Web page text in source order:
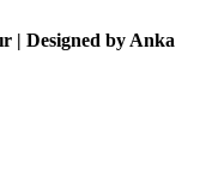
| Designed by Anka